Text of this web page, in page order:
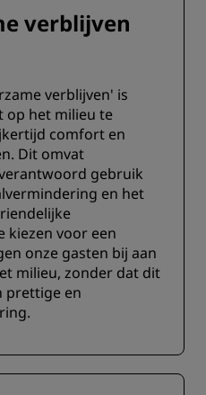
verblijven
verblijven' is
op het milieu te
comfort en
‌Dit omvat
gebruik
en het
kiezen voor een
onze gasten bij aan
milieu, zonder dat dit
prettige en